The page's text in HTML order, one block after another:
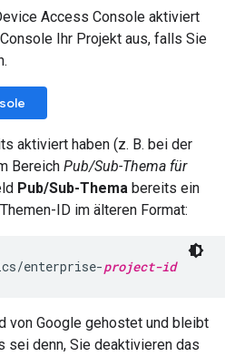
Access Console aktiviert
Ihr Projekt aus, falls Sie
aktiviert haben (z. B. bei der
Bereich Pub/Sub-Thema für
Pub/Sub-Thema bereits ein
ID im älteren Format:
enterprise-project-id
von Google gehostet und bleibt
sei denn, Sie deaktivieren das